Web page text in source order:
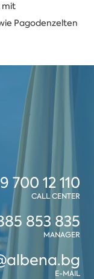
mit
Pagodenzelten
700 12 110
CALL CENTER
853 835
MANAGER
E-MAIL